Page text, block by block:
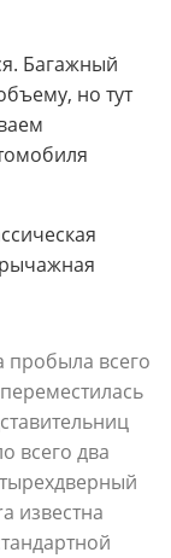
Багажный
но тут
пробыла всего
всего два
известна